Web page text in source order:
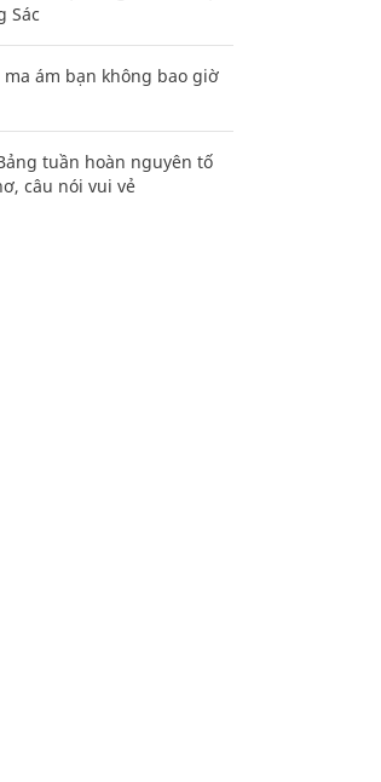
Sác
ám bạn không bao giờ
tuần hoàn nguyên tố
câu nói vui vẻ